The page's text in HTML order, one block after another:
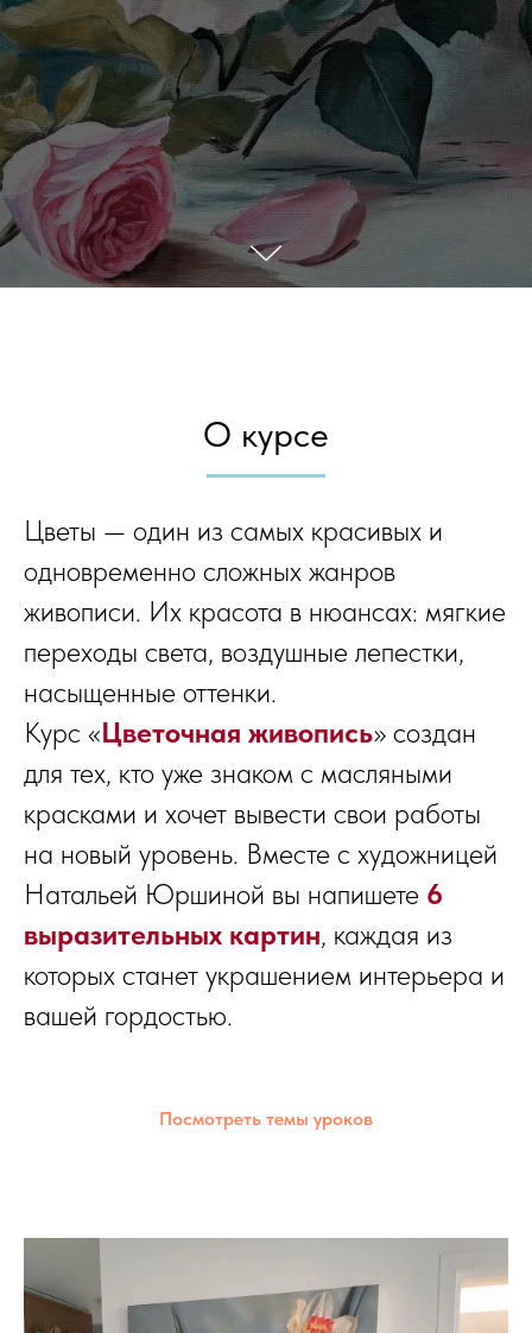
О курсе
Цветы — один из самых красивых и
одновременно сложных жанров
живописи. Их красота в нюансах: мягкие
переходы света, воздушные лепестки,
насыщенные оттенки.
Курс «Цветочная живопись» создан
для тех, кто уже знаком с масляными
красками и хочет вывести свои работы
на новый уровень. Вместе с художницей
Натальей Юршиной вы напишете 6
выразительных картин, каждая из
которых станет украшением интерьера и
вашей гордостью.
Посмотреть темы уроков